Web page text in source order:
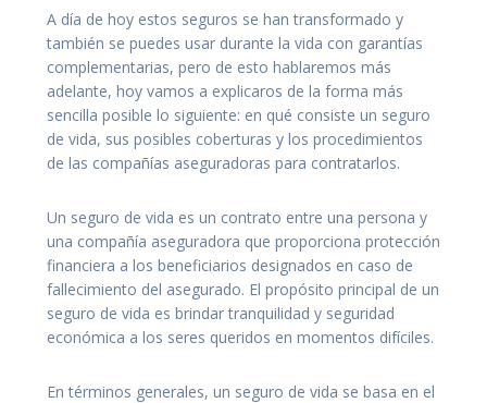
A día de hoy estos seguros se han transformado y
también se puedes usar durante la vida con garantías
complementarias, pero de esto hablaremos más
adelante, hoy vamos a explicaros de la forma más
sencilla posible lo siguiente: en qué consiste un seguro
de vida, sus posibles coberturas y los procedimientos
de las compañías aseguradoras para contratarlos.
Un seguro de vida es un contrato entre una persona y
una compañía aseguradora que proporciona protección
financiera a los beneficiarios designados en caso de
fallecimiento del asegurado. El propósito principal de un
seguro de vida es brindar tranquilidad y seguridad
económica a los seres queridos en momentos difíciles.
En términos generales, un seguro de vida se basa en el